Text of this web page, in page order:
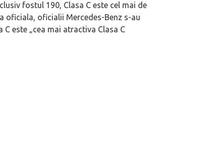
fostul 190, Clasa C este cel mai de
oficiala, oficialii Mercedes-Benz s-au
C este „cea mai atractiva Clasa C